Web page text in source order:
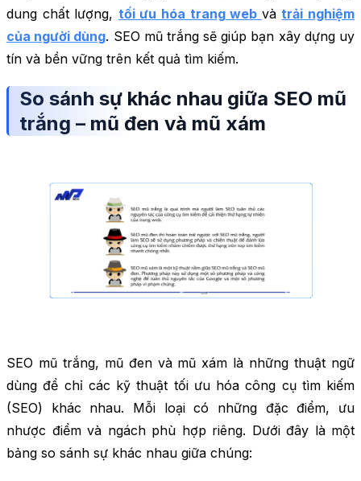
dung chất lượng, tối ưu hóa trang web vàtrải nghiệm
của người dùng. SEO mũ trắng sẽ giúp bạn xây dựng uy
tín và bền vững trên kết quả tìm kiếm.
So sánh sự khác nhau giữa SEO mũ
trắng – mũ đen và mũ xám
SEO mũ trắng, mũ đen và mũ xám là những thuật ngữ
dùng để chỉ các kỹ thuật tối ưu hóa công cụ tìm kiếm
(SEO) khác nhau. Mỗi loại có những đặc điểm, ưu
nhược điểm và ngách phù hợp riêng. Dưới đây là một
bảng so sánh sự khác nhau giữa chúng: